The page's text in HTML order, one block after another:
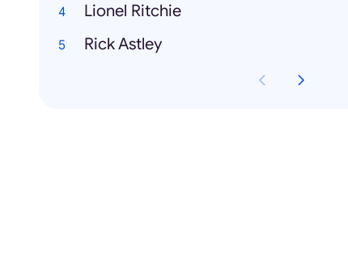
Lionel Ritchie
Rick Astley